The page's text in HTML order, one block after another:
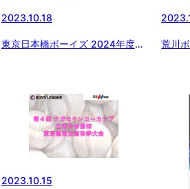
2023.10.18
東京日本橋ボーイズ 2024年度選
荒川
2023.10.15